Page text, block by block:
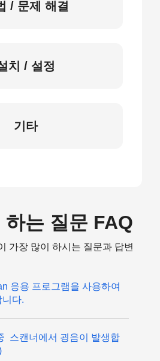
/ 문제 해결
치 / 설정
기타
하는 질문 FAQ
가장 많이 하시는 질문과 답변
응용 프로그램을 사용하여
다.
스캔너에서 굉음이 발생합